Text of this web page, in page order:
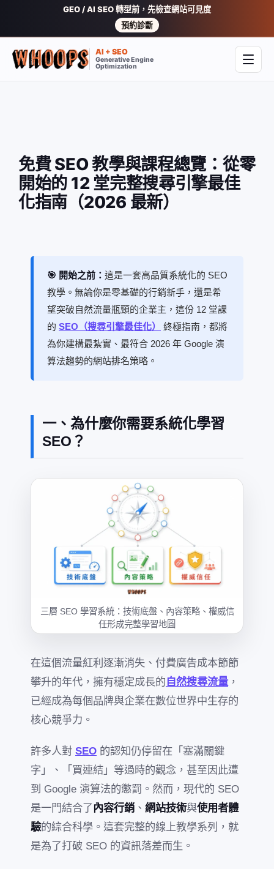
GEO / AI SEO 轉型前，先檢查網站可見度
預約診斷
AI + SEO
Generative Engine
Optimization
開啟
免費 SEO 教學與課程總覽：從零
開始的 12 堂完整搜尋引擎最佳
化指南（2026 最新）
🎯 開始之前： 這是一套高品質系統化的 SEO
教學。無論你是零基礎的行銷新手，還是希
望突破自然流量瓶頸的企業主，這份 12 堂課
的 SEO（搜尋引擎最佳化）
終極指南，都將
為你建構最紮實、最符合 2026 年 Google 演
算法趨勢的網站排名策略。
一、為什麼你需要系統化學習
SEO？
三層 SEO 學習系統：技術底盤、內容策略、權威信
任形成完整學習地圖
在這個流量紅利逐漸消失、付費廣告成本節節
攀升的年代，擁有穩定成長的自然搜尋流量 ，
已經成為每個品牌與企業在數位世界中生存的
核心競爭力。
許多人對 SEO 的認知仍停留在「塞滿關鍵
字」、「買連結」等過時的觀念，甚至因此遭
到 Google 演算法的懲罰。然而，現代的 SEO
是一門結合了內容行銷 、 網站技術與使用者體
驗的綜合科學。這套完整的線上教學系列，就
是為了打破 SEO 的資訊落差而生。